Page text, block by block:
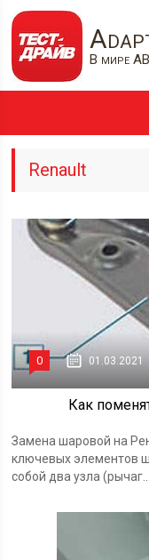
В мире
Renault
0 01.03.2021
Как
Замена шаровой на
ключевых элементов
собой два узла (рычаг...